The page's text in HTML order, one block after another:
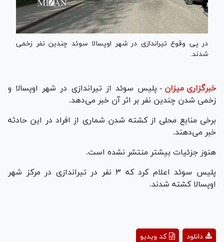
در پی وقوع تیراندازی در شهر اوپسالا سوئد چندین نفر زخمی
شدند.
خبرگزاری میزان - پلیس سوئد از تیراندازی در شهر اوپسالا و
زخمی شدن چندین نفر بر اثر آن خبر می‌دهد.
برخی منابع محلی از کشته شدن شماری از افراد در این حادثه
خبر می‌دهند.
هنوز جزئیات بیشتر منتشر نشده است.
پلیس سوئد اعلام کرد که ۳ نفر در تیراندازی در مرکز شهر
اوپسالا کشته شدند.
Playکد ویدیو دانلود